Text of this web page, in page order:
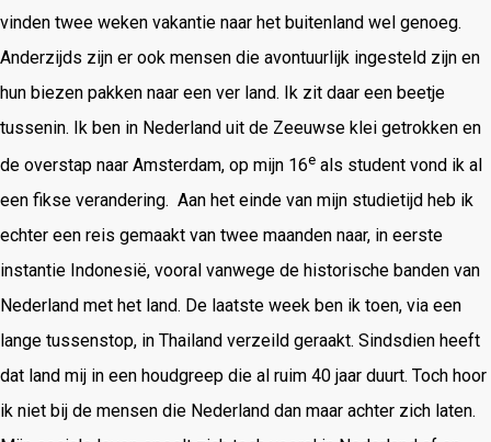
vinden twee weken vakantie naar het buitenland wel genoeg.
Anderzijds zijn er ook mensen die avontuurlijk ingesteld zijn en
hun biezen pakken naar een ver land. Ik zit daar een beetje
tussenin. Ik ben in Nederland uit de Zeeuwse klei getrokken en
de overstap naar Amsterdam, op mijn 16e als student vond ik al
een fikse verandering. Aan het einde van mijn studietijd heb ik
echter een reis gemaakt van twee maanden naar, in eerste
instantie Indonesië, vooral vanwege de historische banden van
Nederland met het land. De laatste week ben ik toen, via een
lange tussenstop, in Thailand verzeild geraakt. Sindsdien heeft
dat land mij in een houdgreep die al ruim 40 jaar duurt. Toch hoor
ik niet bij de mensen die Nederland dan maar achter zich laten.